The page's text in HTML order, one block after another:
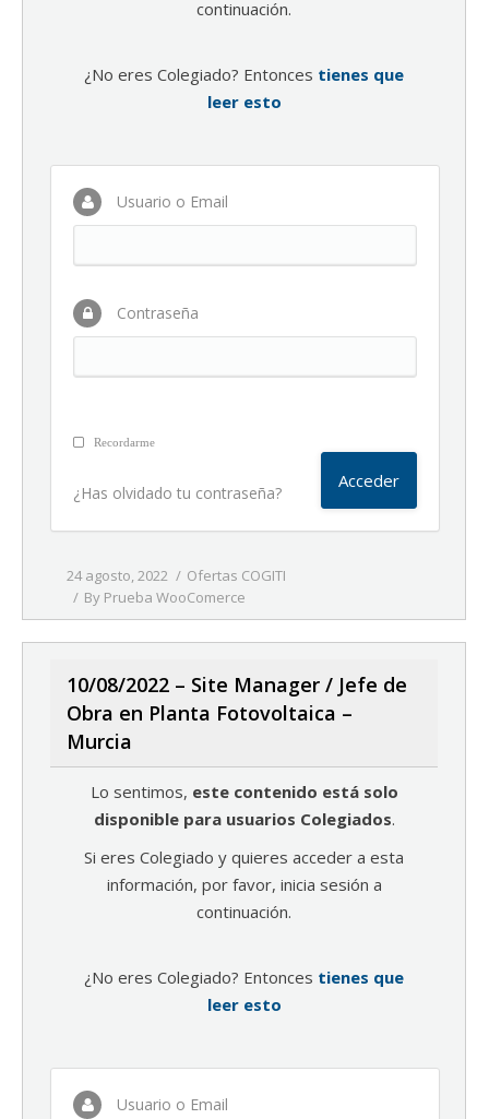
continuación.
¿No eres Colegiado? Entonces tienes que
leer esto
Usuario o Email
Contraseña
Recordarme
¿Has olvidado tu contraseña?
24 agosto, 2022
Ofertas COGITI
By Prueba WooComerce
10/08/2022 – Site Manager / Jefe de
Obra en Planta Fotovoltaica –
Murcia
Lo sentimos, este contenido está solo
disponible para usuarios Colegiados.
Si eres Colegiado y quieres acceder a esta
información, por favor, inicia sesión a
continuación.
¿No eres Colegiado? Entonces tienes que
leer esto
Usuario o Email